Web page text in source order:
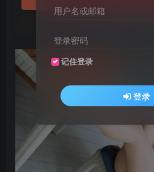
您当前未登录！建
用户名或邮箱
登录密码
记住登录
登录